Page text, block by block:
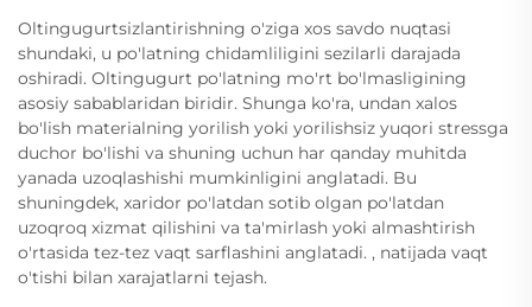
Oltingugurtsizlantirishning o'ziga xos savdo nuqtasi
shundaki, u po'latning chidamliligini sezilarli darajada
oshiradi. Oltingugurt po'latning mo'rt bo'lmasligining
asosiy sabablaridan biridir. Shunga ko'ra, undan xalos
bo'lish materialning yorilish yoki yorilishsiz yuqori stressga
duchor bo'lishi va shuning uchun har qanday muhitda
yanada uzoqlashishi mumkinligini anglatadi. Bu
shuningdek, xaridor po'latdan sotib olgan po'latdan
uzoqroq xizmat qilishini va ta'mirlash yoki almashtirish
o'rtasida tez-tez vaqt sarflashini anglatadi. , natijada vaqt
o'tishi bilan xarajatlarni tejash.